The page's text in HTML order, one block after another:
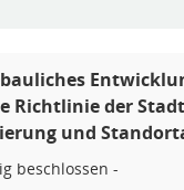
Richtlinie der
und
beschlossen -